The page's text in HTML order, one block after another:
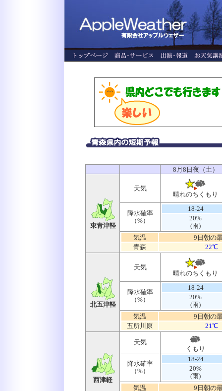
8月8日夜（土）
東青津軽
天気
晴れのちくもり
降水確率
（%）
18-24
20%
(雨)
気温
9日朝の
青森
22℃
北五津軽
天気
晴れのちくもり
降水確率
（%）
18-24
20%
(雨)
気温
9日朝の
五所川原
21℃
西津軽
天気
くもり
降水確率
（%）
18-24
20%
(雨)
気温
9日朝の